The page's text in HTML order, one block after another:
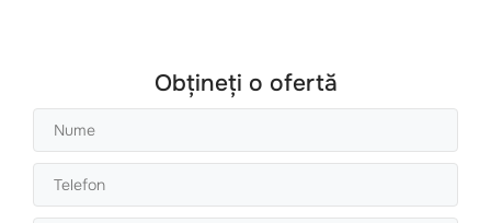
Obțineți o ofertă